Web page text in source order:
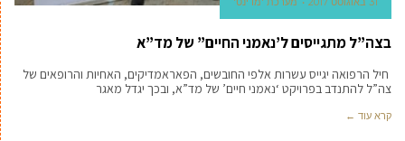
בצה”ל מתגייסים ל’נאמני החיים” של מד”א
חיל הרפואה יגייס עשרות אלפי החובשים, הפאראמדיקים, האחיות והרופאים של
צה”ל להתנדב בפרויקט ‘נאמני חיים’ של מד”א, ובכך יגדל מאגר
קרא עוד ←